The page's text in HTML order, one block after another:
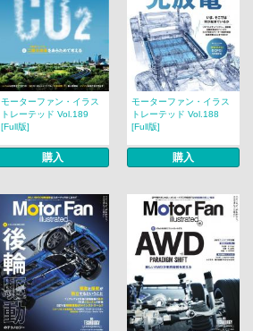
モーターファン・イラス
トレーテッド Vol.189
[Full版]
購入
モーターファン・イラス
トレーテッド Vol.188
[Full版]
購入